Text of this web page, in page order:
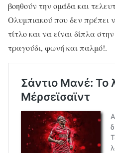
βοηθούν την ομάδα και
Ολυμπιακού που δεν πρέπει
τίτλο και να είναι δίπλα
τραγούδι, φωνή και παλμό!.